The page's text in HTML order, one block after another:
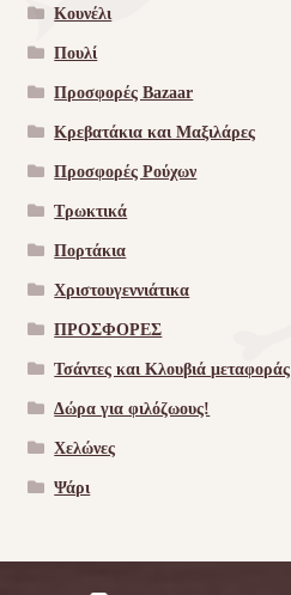
Κουνέλι
Πουλί
Προσφορές Bazaar
Κρεβατάκια και Μαξιλάρες
Προσφορές Ρούχων
Τρωκτικά
Πορτάκια
Χριστουγεννιάτικα
ΠΡΟΣΦΟΡΕΣ
Τσάντες και Κλουβιά μεταφοράς
Δώρα για φιλόζωους!
Χελώνες
Ψάρι